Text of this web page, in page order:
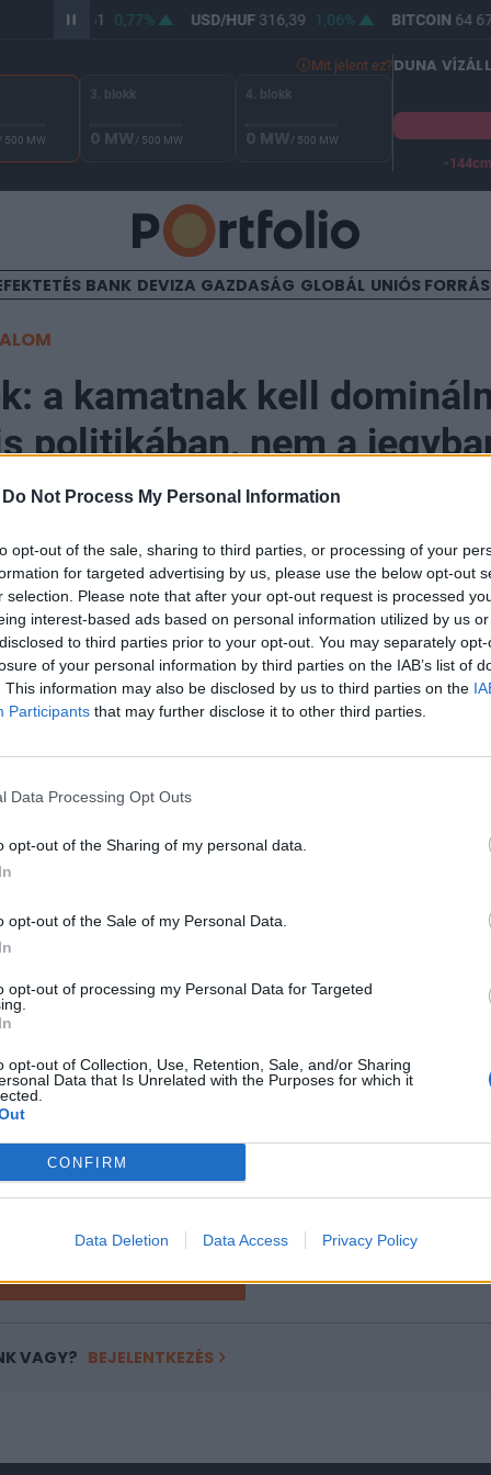
Do Not Process My Personal Information
opt-out of the sale, sharing to third parties, or processing of your
for targeted advertising by us, please use the below opt-out
selection. Please note that after your opt-out request is processed
interest-based ads based on personal information utilized by us
to third parties prior to your opt-out. You may separately
of your personal information by third parties on the IAB’s list of
This information may also be disclosed by us to third parties on the
Participants that may further disclose it to other third parties.
Data Processing Opt Outs
opt-out of the Sharing of my personal data.
opt-out of the Sale of my Personal Data.
opt-out of processing my Personal Data for Targeted
opt-out of Collection, Use, Retention, Sale, and/or Sharing
Data that Is Unrelated with the Purposes for which it
CONFIRM
Data Deletion Data Access Privacy Policy
364,51 0,77% USD/HUF316,39 1,06% BITCOIN64
Mit jelent ez?
/ 500 MW
3. blokk
0 MW/ 500 MW
4. blokk
0 MW/ 500 MW
DUNA
-144cm
BANK DEVIZA GAZDASÁG GLOBÁL UNIÓS
a kamatnak kell
politikában, nem a
Sintrában az Európai Központi Bank éves
gyakran a Jackson Hole szimpózium európai
többek között az EKB, a Fed, az angol és a
felszólalt. Christine Lagarde hangsúlyozta, hogy az
előtt. Az angol jegybank elnöke a gazdasági
infláció ellenére sem emeltek kamatot.
hivatalos nevén az ECB Forum on Central Banking,
által évente a portugáliai Sintrában rendezett magas szintű
itt gyűlnek össze a jegybankelnökök, akadémikusok,
szakpolitikai kérdéseket vitassanak meg és egy
portfolio.hu hírarchívumához tartozik, melynek olvasása
tartalmazza:
cikkarchívum
elmúlt 2 év napon belüli
Előfizetés
VAGY? BEJELENTKEZÉS